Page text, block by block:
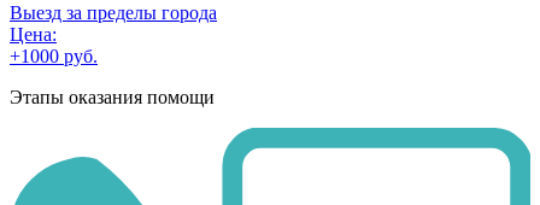
Выезд за пределы города
Цена:
+1000 руб.
Этапы оказания помощи